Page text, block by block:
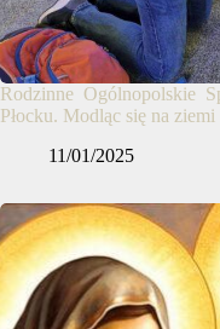
Rodzinne Ogólnopolskie
Płocku. Modląc się na ziemi
11/01/2025